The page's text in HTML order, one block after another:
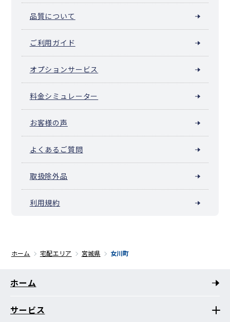
品質について
ご利用ガイド
オプションサービス
料金シミュレーター
お客様の声
よくあるご質問
取扱除外品
利用規約
ホーム 宅配エリア 宮城県 女川町
ホーム
サービス